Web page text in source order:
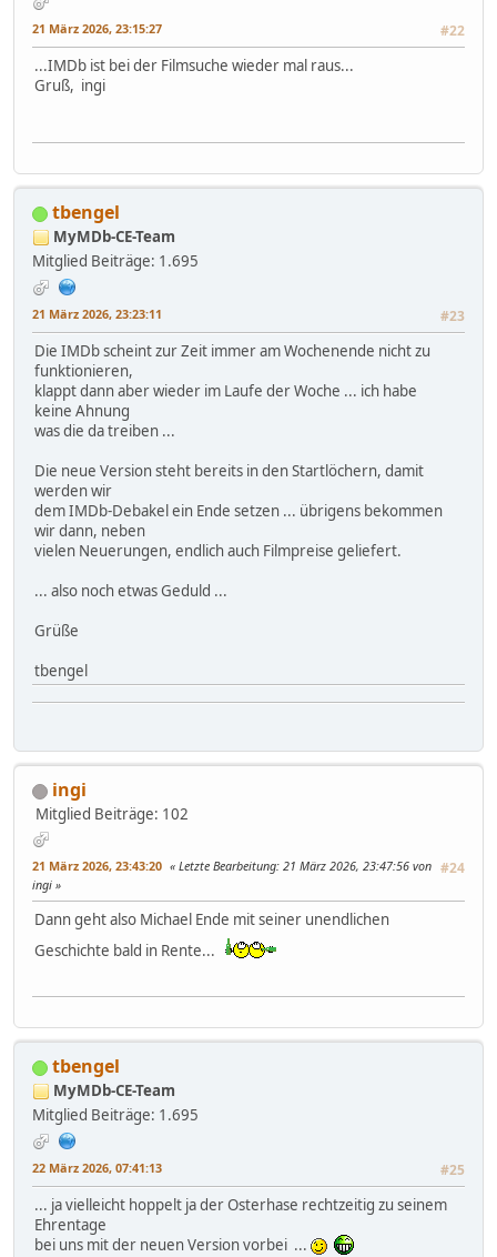
21 März 2026, 23:15:27 #22
...IMDb ist bei der Filmsuche wieder mal raus...
Gruß, ingi
tbengel
MyMDb-CE-Team
Mitglied Beiträge: 1.695
21 März 2026, 23:23:11 #23
Die IMDb scheint zur Zeit immer am Wochenende nicht zu
funktionieren,
klappt dann aber wieder im Laufe der Woche ... ich habe
keine Ahnung
was die da treiben ...
Die neue Version steht bereits in den Startlöchern, damit
werden wir
dem IMDb-Debakel ein Ende setzen ... übrigens bekommen
wir dann, neben
vielen Neuerungen, endlich auch Filmpreise geliefert.
... also noch etwas Geduld ...
Grüße
tbengel
ingi
Mitglied Beiträge: 102
21 März 2026, 23:43:20 #24
Letzte Bearbeitung: 21 März 2026, 23:47:56 von
ingi
Dann geht also Michael Ende mit seiner unendlichen
Geschichte bald in Rente...
tbengel
MyMDb-CE-Team
Mitglied Beiträge: 1.695
22 März 2026, 07:41:13 #25
... ja vielleicht hoppelt ja der Osterhase rechtzeitig zu seinem
Ehrentage
bei uns mit der neuen Version vorbei ...